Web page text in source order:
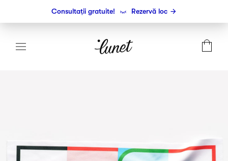
Consultații gratuite! Rezervă loc